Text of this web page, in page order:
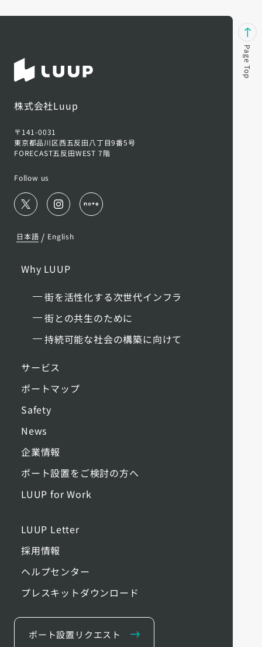
株式会社Luup
〒141-0031
東京都品川区西五反田八丁目9番5号
FORECAST五反田WEST 7階
Follow us
日本語 / English
Why LUUP
街を活性化する次世代インフラ
街との共生のために
持続可能な社会の構築に向けて
サービス
ポートマップ
Safety
News
企業情報
ポート設置をご検討の方へ
LUUP for Work
LUUP Letter
採用情報
ヘルプセンター
プレスキットダウンロード
ポート設置リクエスト
Page Top